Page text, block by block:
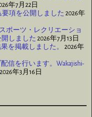
年7月22日
項を公開しました 2026年
ポーツ・レクリエーショ
しました 2026年7月13日
を掲載しました。
2026年
信を行います。Wakajishi-
2026年3月16日